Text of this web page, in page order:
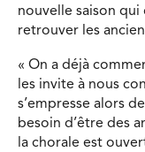
nouvelle saison qui
retrouver les
« On a déjà
les invite à nous
s’empresse alors
besoin d’être des
la chorale est